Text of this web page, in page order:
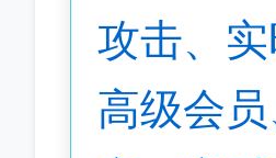
攻击、
高级会